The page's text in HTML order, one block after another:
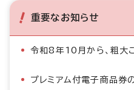
重要なお知らせ
令和8年10月から、粗大
プレミアム付電子商品券